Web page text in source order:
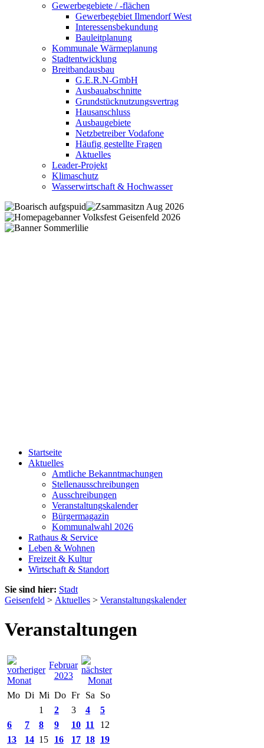
Gewerbegebiete / -flächen
Gewerbegebiet Ilmendorf West
Interessensbekundung
Bauleitplanung
Kommunale Wärmeplanung
Stadtentwicklung
Breitbandausbau
G.E.R.N-GmbH
Ausbauabschnitte
Grundstücknutzungsvertrag
Hausanschluss
Ausbaugebiete
Netzbetreiber Vodafone
Häufig gestellte Fragen
Aktuelles
Leader-Projekt
Klimaschutz
Wasserwirtschaft & Hochwasser
Startseite
Aktuelles
Amtliche Bekanntmachungen
Stellenausschreibungen
Ausschreibungen
Veranstaltungskalender
Bürgermagazin
Kommunalwahl 2026
Rathaus & Service
Leben & Wohnen
Freizeit & Kultur
Wirtschaft & Standort
Sie sind hier: Stadt
Geisenfeld > Aktuelles > Veranstaltungskalender
Veranstaltungen
Februar
2023
Mo Di Mi Do Fr Sa
So
1
2 3 4
5
6
7 8 9 10 11
12
13
14 15 16 17 18 19